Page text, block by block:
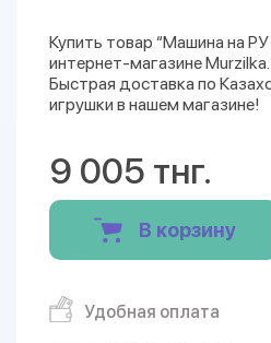
Купить товар “Машина на
интернет-магазине
Быстрая доставка по
игрушки в нашем магазине!
9 005 тнг.
В корзину
Удобная оплата